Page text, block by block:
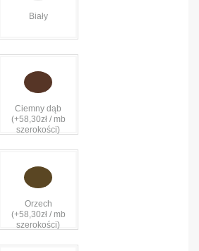
Biały
Ciemny dąb
(+58,30zł / mb
szerokości)
Orzech
(+58,30zł / mb
szerokości)